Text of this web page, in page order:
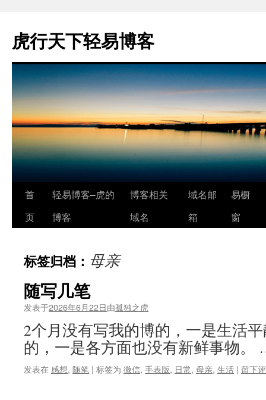
虎行天下轻易博客
跳
至
文
首
页
轻易博客–虎的
博客
博客相关
域名
域名邮
箱
易橱
窗
标签归档： 母亲
随写几笔
发表于2026年6月22日由孤独之虎
2个月没有写我的博的，一是生活
的，一是各方面也没有新鲜事物
发表在 感想, 随笔 | 标签为 微信, 手表版, 日常, 母亲, 生活 | 留下